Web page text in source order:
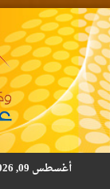
أغسطس 09, 2026